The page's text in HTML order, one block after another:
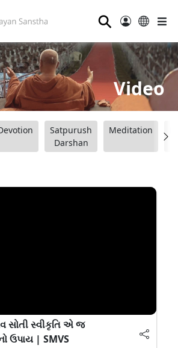
⚲
Video
Satpurush
Darshan
Meditation
સોતી સ્વીકૃતિ એ જ
ઉપાય | SMVS